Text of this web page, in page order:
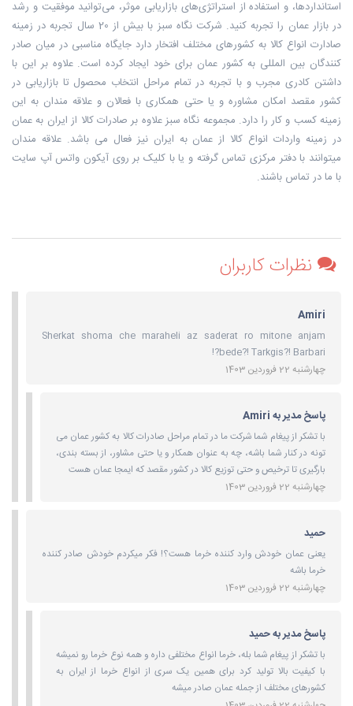
استانداردها، و استفاده از استراتژی‌های بازاریابی موثر، می‌توانید موفقیت و رشد
در بازار عمان را تجربه کنید. شرکت نگاه سبز با بیش از 20 سال تجربه در زمینه
صادارت انواع کالا به کشورهای مختلف افتخار دارد جایگاه مناسبی در میان صادر
کنندگان بین المللی به کشور عمان برای خود ایجاد کرده است. علاوه بر این با
داشتن کادری مجرب و با تجربه در تمام مراحل انتخاب محصول تا بازاریابی در
کشور مقصد امکان مشاوره و یا حتی همکاری با فعالان و علاقه مندان به این
زمینه کسب و کار را دارد. مجموعه نگاه سبز علاوه بر صادرات کالا از ایران به عمان
در زمینه واردات انواع کالا از عمان به ایران نیز فعال می باشد. علاقه مندان
میتوانند با دفتر مرکزی تماس گرفته و یا با کلیک بر روی آیکون واتس آپ سایت
با ما در تماس باشند.
نظرات کاربران
Amiri
Sherkat shoma che maraheli az saderat ro mitone anjam
bede?! Tarkgis?! Barbari?!
چهارشنبه 22 فروردین 1403
پاسخ مدیر به Amiri
با تشکر از پیغام شما شرکت ما در تمام مراحل صادرات کالا به کشور عمان می
تونه در کنار شما باشه، چه به عنوان همکار و یا حتی مشاور، از بسته بندی،
بارگیری تا ترخیص و حتی توزیع کالا در کشور مقصد که ایمجا عمان هست
چهارشنبه 22 فروردین 1403
حمید
یعنی عمان خودش وارد کننده خرما هست؟! فکر میکردم خودش صادر کننده
خرما باشه
چهارشنبه 22 فروردین 1403
پاسخ مدیر به حمید
با تشکر از پیغام شما بله، خرما انواع مختلفی داره و همه نوع خرما رو نمیشه
با کیفیت بالا تولید کرد برای همین یک سری از انواع خرما از ایران به
کشورهای مختلف از جمله عمان صادر میشه